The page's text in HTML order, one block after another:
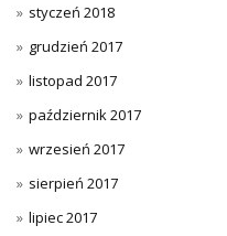
styczeń 2018
grudzień 2017
listopad 2017
październik 2017
wrzesień 2017
sierpień 2017
lipiec 2017